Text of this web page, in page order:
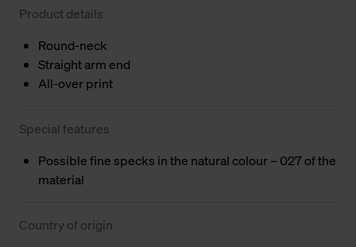
Product details
Round-neck
Straight arm end
All-over print
Special features
Possible fine specks in the natural colour – 027 of the
material
Country of origin